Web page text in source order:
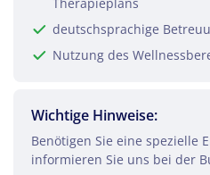
deutschsprachige
Nutzung des
Wichtige Hinweise:
Benötigen Sie eine spezielle
informieren Sie uns bei der